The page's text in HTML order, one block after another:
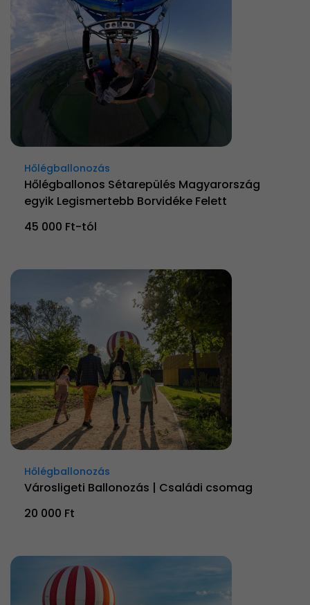
Hőlégballonozás
Hőlégballonos Sétarepülés Magyarország
egyik Legismertebb Borvidéke Felett
45 000 Ft-tól
Hőlégballonozás
Városligeti Ballonozás | Családi csomag
20 000 Ft